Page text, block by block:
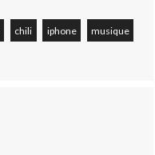
chili iphone musique